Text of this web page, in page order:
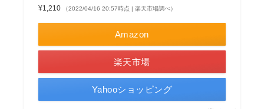
¥1,210
（2022/04/16 20:57時点 | 楽天市場調べ）
Amazon
楽天市場
Yahooショッピング